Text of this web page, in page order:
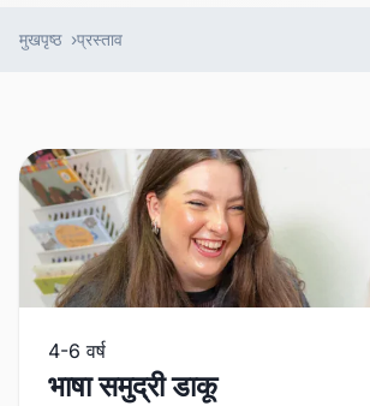
मुखपृष्ठ प्रस्ताव
4-6 वर्ष
भाषा समुद्री डाकू